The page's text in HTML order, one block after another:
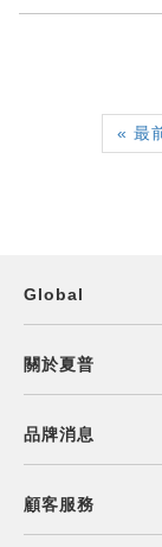
First
page
« 最
Global
關於夏普
品牌消息
顧客服務